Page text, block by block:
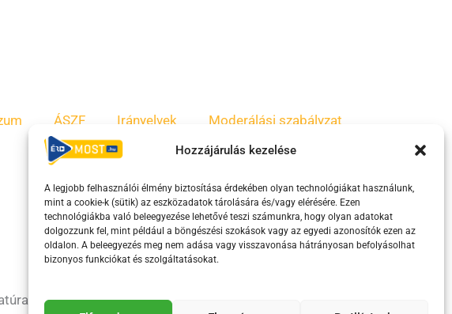
Hozzájárulás kezelése
A legjobb felhasználói élmény biztosítása érdekében olyan technológiákat használunk,
mint a cookie-k (sütik) az eszközadatok tárolására és/vagy elérésére. Ezen
technológiákba való beleegyezése lehetővé teszi számunkra, hogy olyan adatokat
dolgozzunk fel, mint például a böngészési szokások vagy az egyedi azonosítók ezen az
oldalon. A beleegyezés meg nem adása vagy visszavonása hátrányosan befolyásolhat
bizonyos funkciókat és szolgáltatásokat.
ÁSZF Irányelvek Moderálási szabályzat
program keretében támogatja.